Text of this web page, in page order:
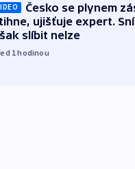
Česko se plynem
ujišťuje expert.
slíbit nelze
1hodinou